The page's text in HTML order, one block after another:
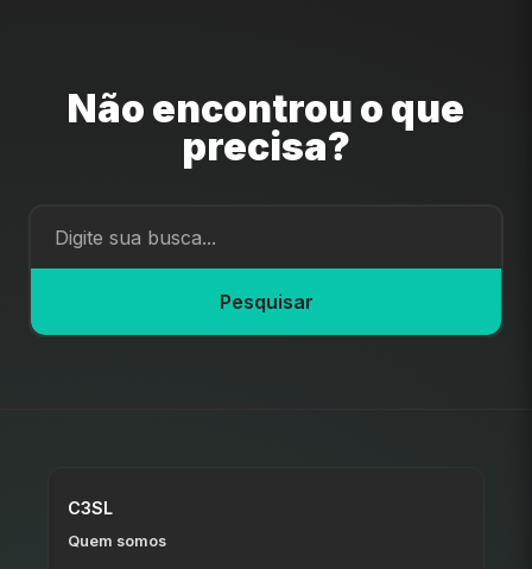
Não encontrou o que
precisa?
Pesquisar
C3SL
Quem somos